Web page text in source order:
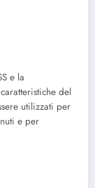
e la
del
utilizzati per
e per